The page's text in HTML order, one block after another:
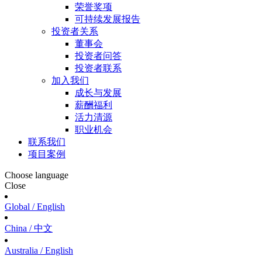
荣誉奖项
可持续发展报告
投资者关系
董事会
投资者问答
投资者联系
加入我们
成长与发展
薪酬福利
活力清源
职业机会
联系我们
项目案例
Choose language
Close
Global / English
China / 中文
Australia / English